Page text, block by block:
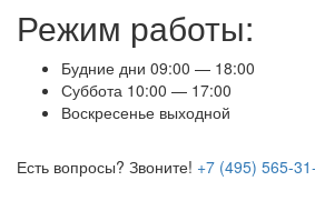
Режим работы:
Будние дни 09:00 — 18:00
Суббота 10:00 — 17:00
Воскресенье выходной
Есть вопросы? Звоните! +7 (495) 565-